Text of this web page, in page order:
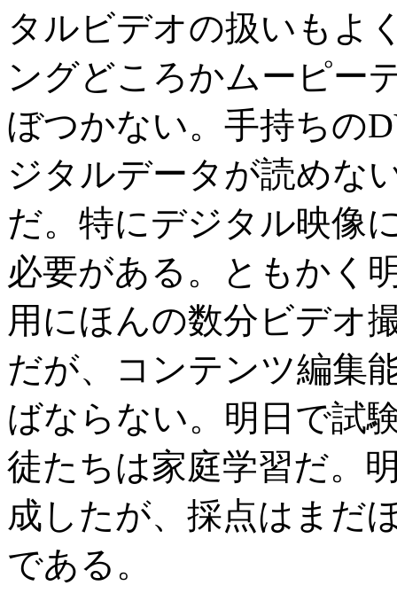
タルビデオの扱いもよ
ングどころかムーピー
ぼつかない。手持ちの
ジタルデータが読めな
だ。特にデジタル映像
必要がある。ともかく
用にほんの数分ビデオ
だが、コンテンツ編集
ばならない。明日で試
徒たちは家庭学習だ。
成したが、採点はまだ
である。